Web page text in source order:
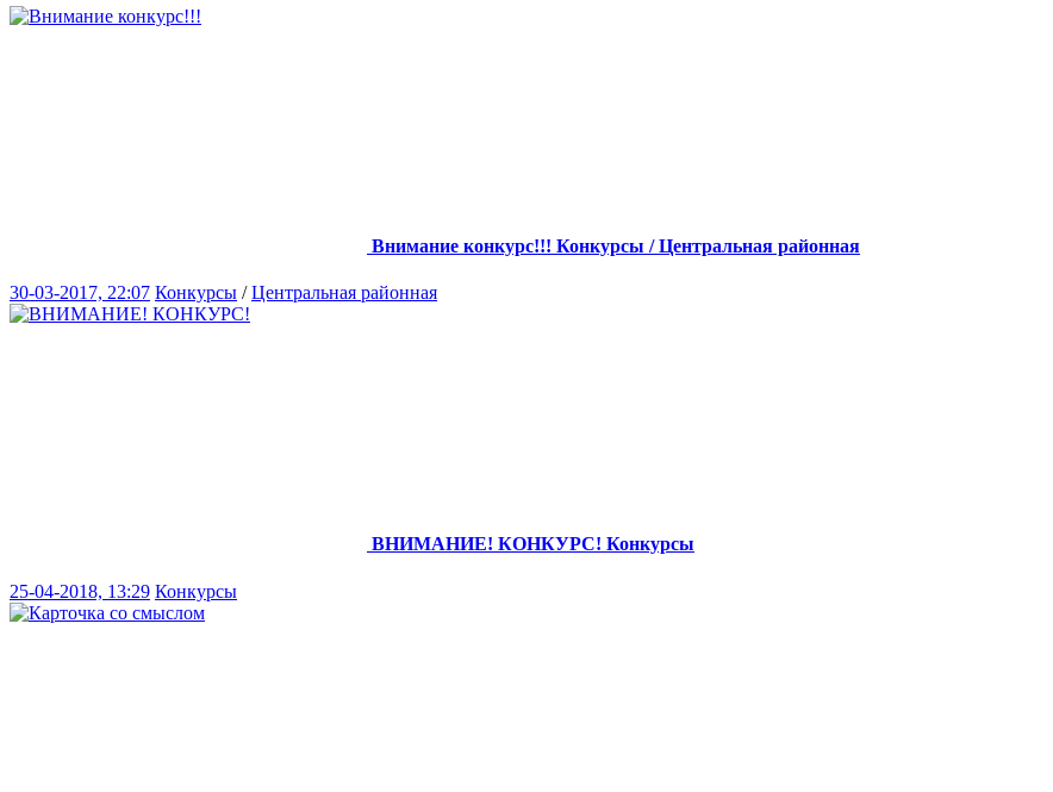
Внимание конкурс!!! Конкурсы / Центральная районная
30-03-2017, 22:07 Конкурсы /Центральная районная
ВНИМАНИЕ! КОНКУРС! Конкурсы
25-04-2018, 13:29 Конкурсы